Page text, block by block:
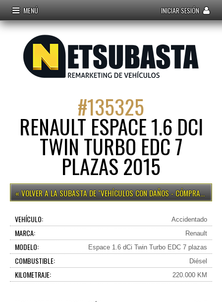
MENÚ INICIAR SESIÓN
#135325
RENAULT ESPACE 1.6 DCI
TWIN TURBO EDC 7
PLAZAS 2015
VEHÍCULOS CON DAÑOS - CÓMPRALO YA
VEHÍCULO: Accidentado
MARCA: Renault
MODELO: Espace 1.6 dCi Twin Turbo EDC 7 plazas
COMBUSTIBLE: Diésel
KILOMETRAJE: 220.000 KM